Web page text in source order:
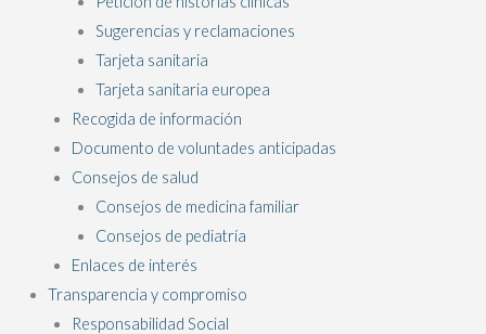
Sugerencias y reclamaciones
Tarjeta sanitaria
Tarjeta sanitaria europea
Recogida de información
Documento de voluntades anticipadas
Consejos de salud
Consejos de medicina familiar
Consejos de pediatría
Enlaces de interés
Transparencia y compromiso
Responsabilidad Social